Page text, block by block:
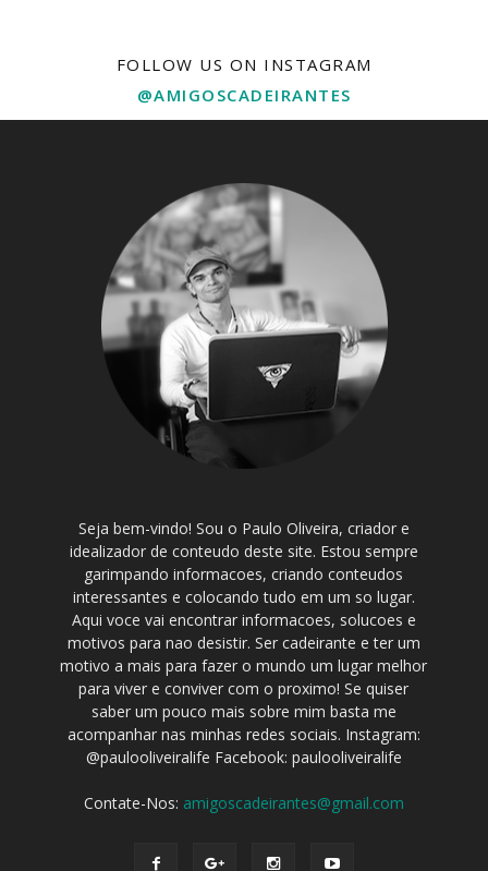
FOLLOW US ON INSTAGRAM
@AMIGOSCADEIRANTES
Seja bem-vindo! Sou o Paulo Oliveira, criador e
idealizador de conteudo deste site. Estou sempre
garimpando informacoes, criando conteudos
interessantes e colocando tudo em um so lugar.
Aqui voce vai encontrar informacoes, solucoes e
motivos para nao desistir. Ser cadeirante e ter um
motivo a mais para fazer o mundo um lugar melhor
para viver e conviver com o proximo! Se quiser
saber um pouco mais sobre mim basta me
acompanhar nas minhas redes sociais. Instagram:
@paulooliveiralife Facebook: paulooliveiralife
Contate-Nos: amigoscadeirantes@gmail.com